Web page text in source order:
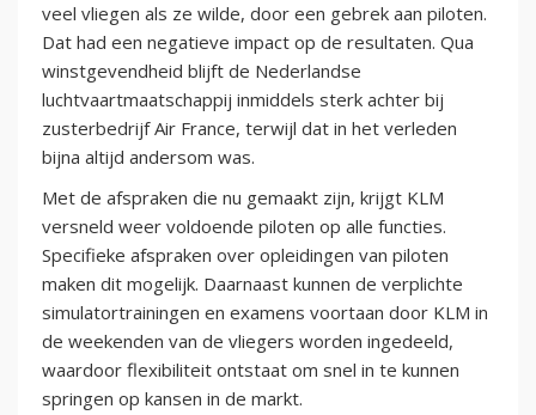
veel vliegen als ze wilde, door een gebrek aan piloten.
Dat had een negatieve impact op de resultaten. Qua
winstgevendheid blijft de Nederlandse
luchtvaartmaatschappij inmiddels sterk achter bij
zusterbedrijf Air France, terwijl dat in het verleden
bijna altijd andersom was.
Met de afspraken die nu gemaakt zijn, krijgt KLM
versneld weer voldoende piloten op alle functies.
Specifieke afspraken over opleidingen van piloten
maken dit mogelijk. Daarnaast kunnen de verplichte
simulatortrainingen en examens voortaan door KLM in
de weekenden van de vliegers worden ingedeeld,
waardoor flexibiliteit ontstaat om snel in te kunnen
springen op kansen in de markt.